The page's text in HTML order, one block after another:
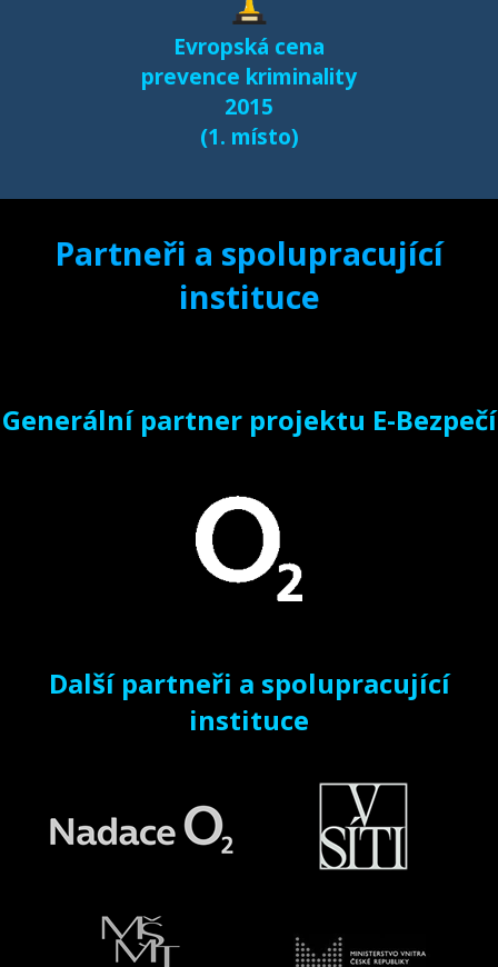
samostatné stránce
e-bezpeci.cz/vyzkum.
Evropská cena
prevence kriminality
2015
(1. místo)
Partneři a spolupracující
instituce
Generální partner projektu E-Bezpečí
Další partneři a spolupracující
instituce